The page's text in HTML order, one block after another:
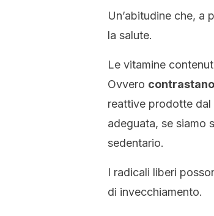
Un’abitudine che, a
la salute.
Le vitamine
Ovvero
reattive prodotte
adeguata, se siamo
sedentario.
I radicali liberi
di invecchiamento.